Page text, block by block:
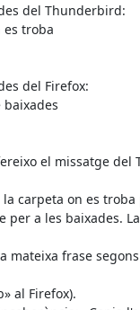
del Thunderbird:
es troba
del Firefox:
el missatge del
carpeta on es
per a les baixades.
mateixa frase
al Firefox).